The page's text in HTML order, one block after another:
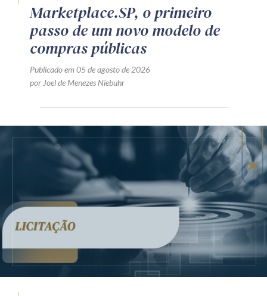
Marketplace.SP, o primeiro
passo de um novo modelo de
compras públicas
Publicado em 05 de agosto de 2026
por Joel de Menezes Niebuhr